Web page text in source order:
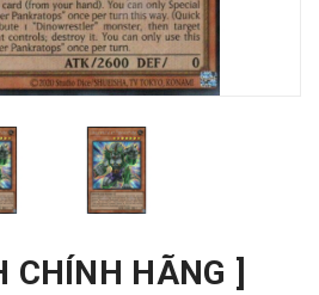
CHÍNH HÃNG ]